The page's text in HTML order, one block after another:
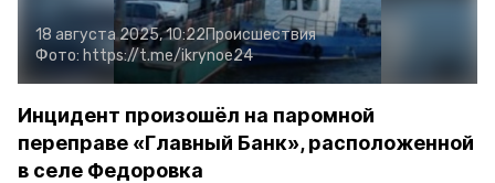
18 августа 2025, 10:22Происшествия
Фото: https://t.me/ikrynoe24
Инцидент произошёл на паромной
переправе «Главный Банк», расположенной
в селе Федоровка